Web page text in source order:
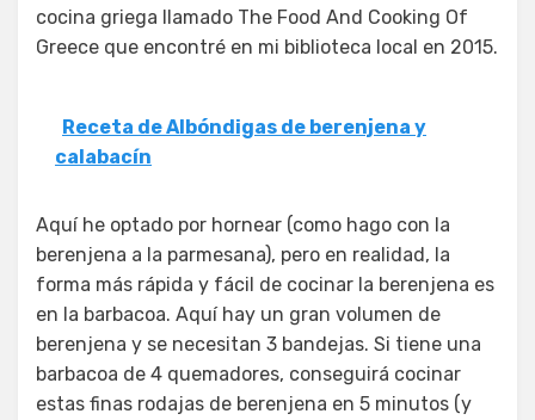
cocina griega llamado The Food And Cooking Of
Greece que encontré en mi biblioteca local en 2015.
Receta de Albóndigas de berenjena y
calabacín
Aquí he optado por hornear (como hago con la
berenjena a la parmesana), pero en realidad, la
forma más rápida y fácil de cocinar la berenjena es
en la barbacoa. Aquí hay un gran volumen de
berenjena y se necesitan 3 bandejas. Si tiene una
barbacoa de 4 quemadores, conseguirá cocinar
estas finas rodajas de berenjena en 5 minutos (y